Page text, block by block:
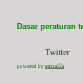
Dasar peraturan
Twitter
powered by social2s